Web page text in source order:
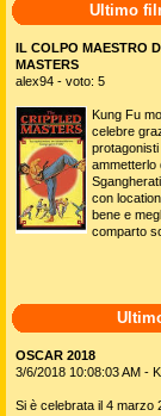
Ultimo
IL COLPO MAESTRO
MASTERS
alex94 - voto: 5
Kung Fu
celebre
ammetterlo
con
bene e
comparto
OSCAR 2018
3/6/2018 10:08:03 AM -
Si è celebrata il 4 marzo